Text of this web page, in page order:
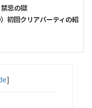
禁忌の獄
初回クリアパーティの紹
]